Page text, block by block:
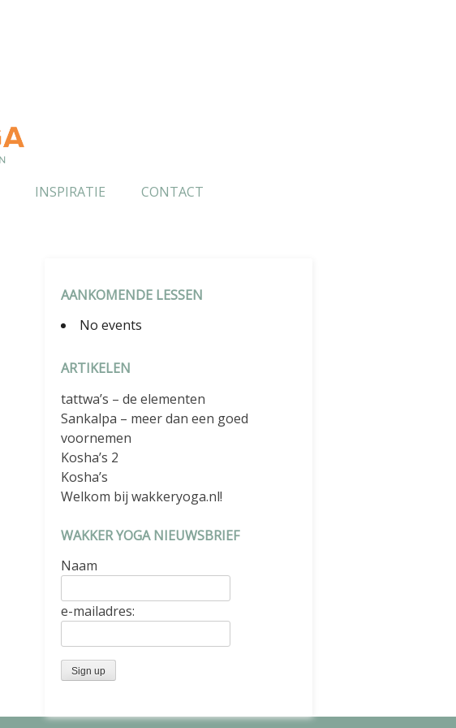
INSPIRATIE CONTACT
AANKOMENDE LESSEN
No events
ARTIKELEN
tattwa’s – de elementen
Sankalpa – meer dan een goed
voornemen
Kosha’s 2
Kosha’s
Welkom bij wakkeryoga.nl!
WAKKER YOGA NIEUWSBRIEF
Naam
e-mailadres: